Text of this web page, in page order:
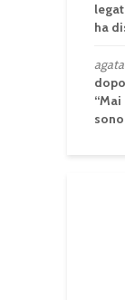
ha
agata